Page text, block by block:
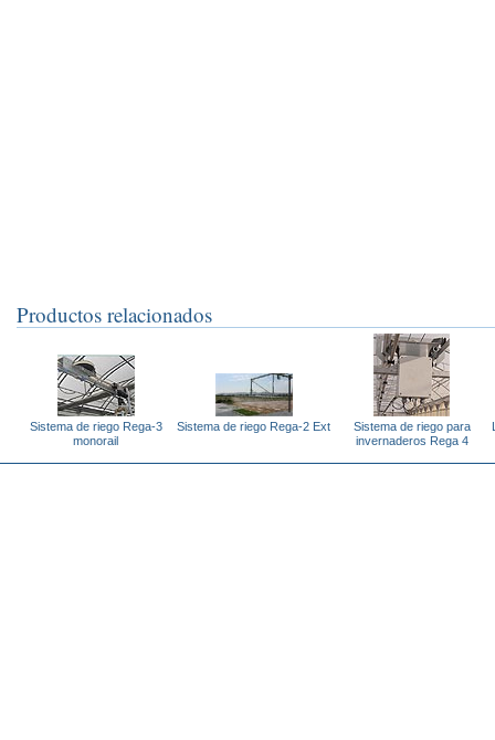
Productos relacionados
Sistema de riego Rega-3
monorail
Sistema de riego Rega-2 Ext
Sistema de riego para
invernaderos Rega 4